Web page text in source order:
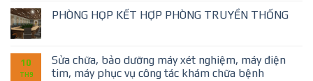
PHÒNG HỌP KẾT HỢP PHÒNG TRUYỀN THỐNG
10
TH9
Sửa chữa, bảo dưỡng máy xét nghiệm, máy điện
tim, máy phục vụ công tác khám chữa bệnh